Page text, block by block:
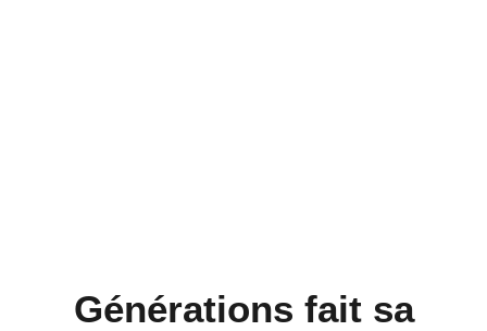
Générations fait sa